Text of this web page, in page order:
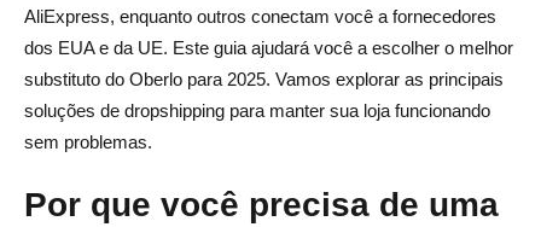
Considerações finais
Perguntas frequentes sobre alternativas do Oberlo
Qual é a melhor alternativa do Oberlo para envio rápido?
do AliExpress?
AliExpress, enquanto outros conectam você a fornecedores
dos EUA e da UE. Este guia ajudará você a escolher o melhor
substituto do Oberlo para 2025. Vamos explorar as principais
soluções de dropshipping para manter sua loja funcionando
sem problemas.
Por que você precisa de uma